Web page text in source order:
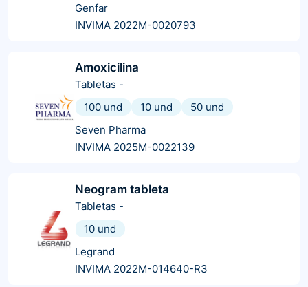
Genfar
INVIMA 2022M-0020793
Amoxicilina
Tabletas -
100 und
10 und
50 und
Seven Pharma
INVIMA 2025M-0022139
Neogram tableta
Tabletas -
10 und
Legrand
INVIMA 2022M-014640-R3